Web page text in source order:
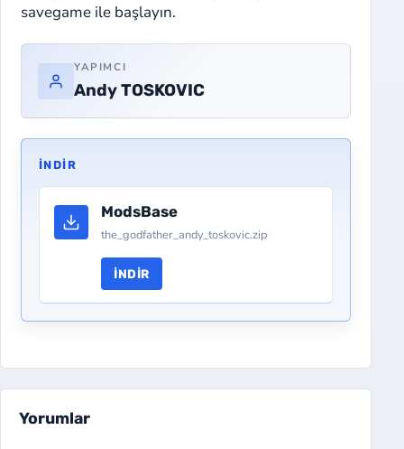
savegame ile başlayın.
YAPIMCI
Andy TOSKOVIC
İNDIR
ModsBase
the_godfather_andy_toskovic.zip
İNDIR
Yorumlar